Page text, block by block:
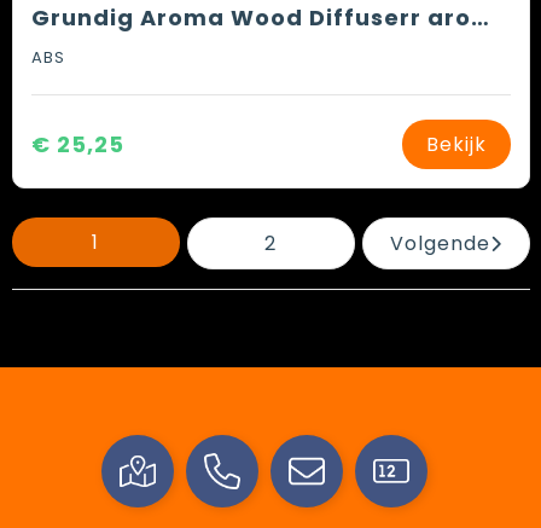
Grundig Aroma Wood Diffuserr aromaverstuiver
ABS
€ 25,25 Bekijk
1 2 Volgende